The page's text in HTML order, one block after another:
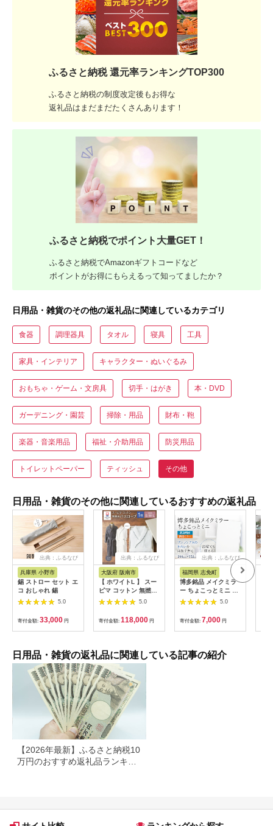
ふるさと納税 還元率ランキングTOP300
ふるさと納税の制度改定後もお得な
返礼品はまだまだたくさんあります！
ふるさと納税でポイント大量GET！
ふるさと納税でAmazonギフトコードなど
ポイントがお得にもらえるって知ってましたか？
日用品・雑貨のその他の返礼品に関連しているカテゴリ
食器 調理器具 タオル 寝具 工具
家具・インテリア キャラクター・ぬいぐるみ
おもちゃ・ゲーム・文房具 切手・はがき 本・DVD
ガーデニング・園芸 掃除・用品 財布・鞄
楽器・音楽用品 福祉・介助用品 防災用品
トイレットペーパー ティッシュ その他
日用品・雑貨のその他に関連しているおすすめの返礼品
出典：ふるなび
兵庫県 小野市
錫 ストロー セット エ
コ おしゃれ 錫
5.0
寄付金額: 33,000 円
出典：ふるなび
大阪府 阪南市
【 ホワイトL 】 スー
ピマ コットン 無撚糸
バスローブ SP100
5.0
寄付金額: 118,000 円
出典：ふるなび
福岡県 志免町
博多銘品 メイクミラ
ー ちょこっとミニ シ
ンプル クリア 高透明
フランス サンゴバン
社製 九鏡 ミラー おし
ゃれ メール便（ポス
ト投函）
5.0
寄付金額: 7,000 円
日用品・雑貨の返礼品に関連している記事の紹介
【2026年最新】ふるさと納税10
万円のおすすめ返礼品ランキン